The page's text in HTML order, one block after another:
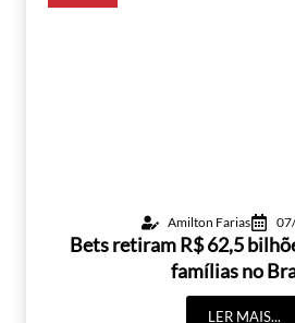
Amilton Farias
Bets retiram R$ 62,5
famílias no
LER MAIS...